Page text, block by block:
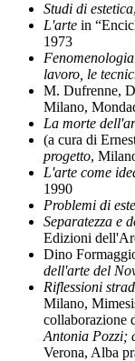
Studi di estetica
L'arte in “
1973
lavoro, le
M. Dufrenne,
Milano,
La morte
(a cura di
progetto,
L'arte come
1990
Problemi di
Separatezza e
Edizioni
Dino
dell'arte del
Riflessioni
Milano,
collaborazione
Antonia Pozzi;
Verona, Alba